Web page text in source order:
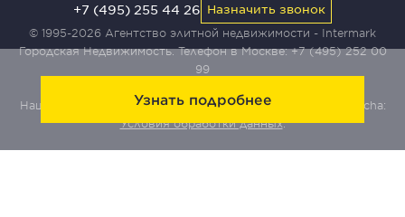
Узнать подробнее
© 1995-2026 Агентство элитной недвижимости - Intermark
Городская Недвижимость. Телефон в Москве:+7 (495) 252 00
99
Наш сайт защищен с помощью сервиса Yandex SmartCaptcha:
Условия обработки данных.
+7 (495) 255 44 26 Назначить звонок